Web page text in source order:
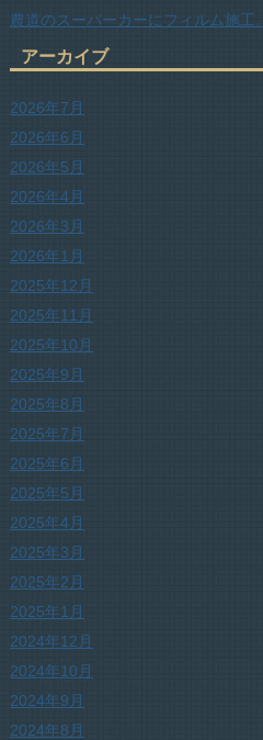
農道のスーパーカーにフィルム施工。
アーカイブ
2026年7月
2026年6月
2026年5月
2026年4月
2026年3月
2026年1月
2025年12月
2025年11月
2025年10月
2025年9月
2025年8月
2025年7月
2025年6月
2025年5月
2025年4月
2025年3月
2025年2月
2025年1月
2024年12月
2024年10月
2024年9月
2024年8月